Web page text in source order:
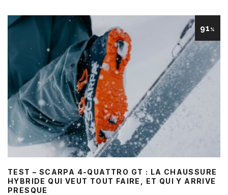
91 %
TEST – SCARPA 4-QUATTRO GT : LA CHAUSSURE
HYBRIDE QUI VEUT TOUT FAIRE, ET QUI Y ARRIVE
PRESQUE